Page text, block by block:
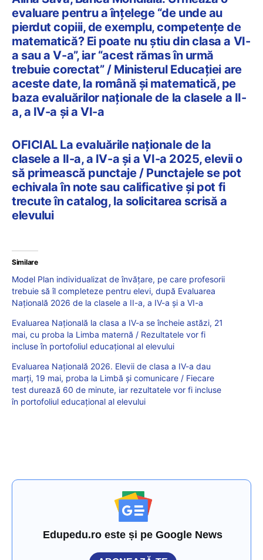
evaluare pentru a înțelege “de unde au
pierdut copiii, de exemplu, competențe de
matematică? Ei poate nu știu din clasa a VI-
a sau a V-a”, iar “acest rămas în urmă
trebuie corectat” / Ministerul Educației are
aceste date, la română și matematică, pe
baza evaluărilor naționale de la clasele a II-
a, a IV-a și a VI-a
OFICIAL La evaluările naționale de la
clasele a II-a, a IV-a și a VI-a 2025, elevii o
să primească punctaje / Punctajele se pot
echivala în note sau calificative și pot fi
trecute în catalog, la solicitarea scrisă a
elevului
Similare
Model Plan individualizat de învățare, pe care profesorii
trebuie să îl completeze pentru elevi, după Evaluarea
Națională 2026 de la clasele a II-a, a IV-a și a VI-a
Evaluarea Națională la clasa a IV-a se încheie astăzi, 21
mai, cu proba la Limba maternă / Rezultatele vor fi
incluse în portofoliul educațional al elevului
Evaluarea Națională 2026. Elevii de clasa a IV-a dau
marți, 19 mai, proba la Limbă și comunicare / Fiecare
test durează 60 de minute, iar rezultatele vor fi incluse
în portofoliul educațional al elevului
Edupedu.ro este și pe Google News